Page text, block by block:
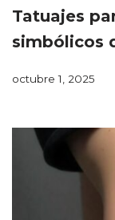
Tatuajes
simbólicos
octubre 1, 2025